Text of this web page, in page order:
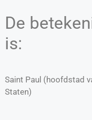
De
is:
Saint Paul (hoofdstad
Staten)